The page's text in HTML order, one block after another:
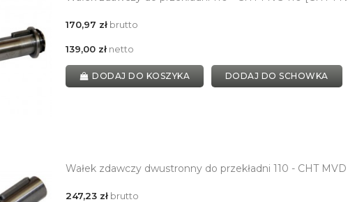
170,97 złbrutto
139,00 złnetto
DODAJ DO KOSZYKA DODAJ DO SCHOWKA
Wałek zdawczy dwustronny do przekładni 110 - CHT MVD
247,23 złbrutto